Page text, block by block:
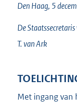
Den Haag, 5
De
T. vanArk
Met ingang van